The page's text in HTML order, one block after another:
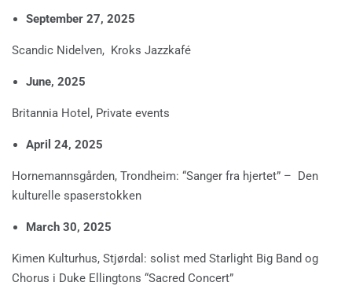
September 27, 2025
Scandic Nidelven, Kroks Jazzkafé
June, 2025
Britannia Hotel, Private events
April 24, 2025
Hornemannsgården, Trondheim: “Sanger fra hjertet” – Den
kulturelle spaserstokken
March 30, 2025
Kimen Kulturhus, Stjørdal: solist med Starlight Big Band og
Chorus i Duke Ellingtons “Sacred Concert”